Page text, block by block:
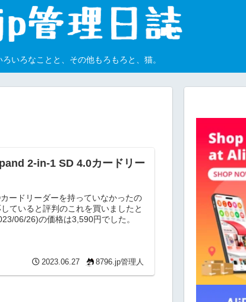
いろなことと、その他もろもろと、猫。
2-in-1 SD 4.0カードリー
ードリーダーを持っていなかったの
ていると評判のこれを買いましたと
06/26)の価格は3,590円でした。
2023.06.27 8796.jp管理人